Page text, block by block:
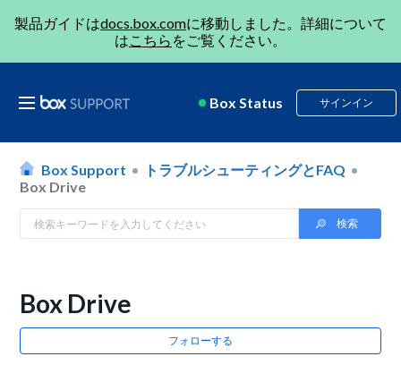
製品ガイドはdocs.box.comに移動しました。詳細について
はこちら をご覧ください。
Box Status サインイン
Box Support
トラブルシューティングとFAQ
Box Drive
Box Drive
フォローする